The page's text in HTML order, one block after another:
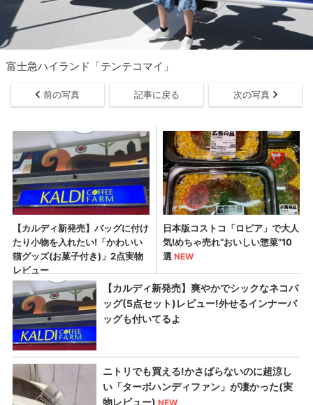
富士急ハイランド「テンテコマイ」
前の写真 記事に戻る 次の写真